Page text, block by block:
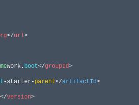
</url>
mework. boot</groupId>
-starter-parent</artifactId>
</version>